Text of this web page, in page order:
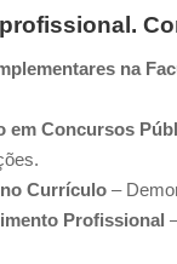
na avaliação final .
para a
.
na
em Concursos
Currículo –
Profissional